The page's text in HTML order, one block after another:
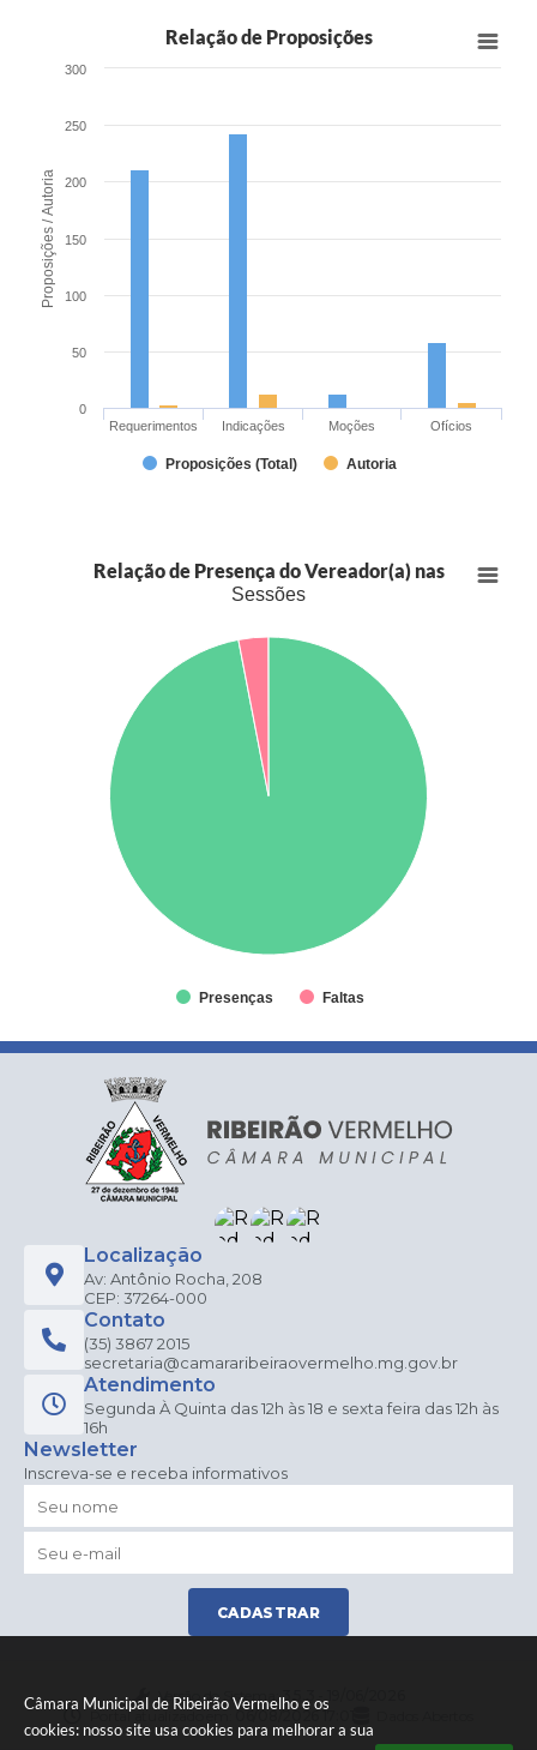
Câmara Municipal de Ribeirão Vermelho e os
cookies: nosso site usa cookies para melhorar a sua
Proposições / Autoria
Relação de Proposições
Proposições (Total) Autoria
Requerimentos Indicações Moções Ofícios
0
50
100
150
200
250
300
Relação de Presença do Vereador(a) nas
Sessões
Presenças Faltas
Localização
Av: Antônio Rocha, 208
CEP: 37264-000
Contato
(35) 3867 2015
secretaria@camararibeiraovermelho.mg.gov.br
Atendimento
Segunda À Quinta das 12h às 18 e sexta feira das 12h às
16h
Newsletter
Inscreva-se e receba informativos
CADASTRAR
Versão do Sistema:3.5.3 - 19/06/2026
Portal atualizado em: